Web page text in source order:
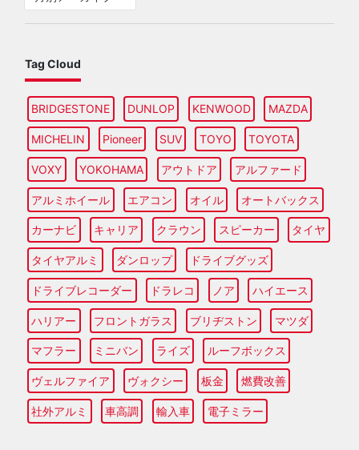
Tag Cloud
BRIDGESTONE DUNLOP KENWOOD MAZDA
MICHELIN Pioneer SUV TOYO TOYOTA
VOXY YOKOHAMA アウトドア アルファード
アルミホイール エアコン オイル オートバックス
カーナビ キャリア クラウン スピーカー タイヤ
タイヤアルミ ダンロップ ドライブグッズ
ドライブレコーダー ドラレコ ノア ハイエース
ハリアー フロントガラス ブリヂストン マツダ
マフラー ミニバン ライズ ルーフボックス
ヴェルファイア ヴォクシー 板金 燃費改善
社外アルミ 車高調 輸入車 電子ミラー